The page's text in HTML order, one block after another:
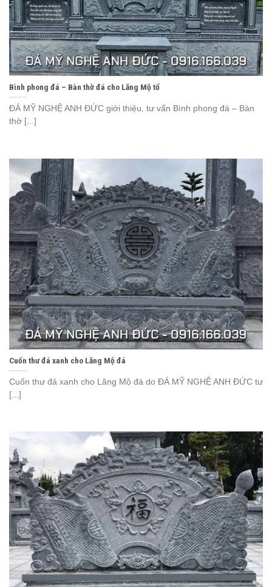
Bình phong đá – Bàn thờ đá cho Lăng Mộ tổ
ĐÁ MỸ NGHỆ ANH ĐỨC giới thiệu, tư vấn Bình phong đá – Bàn
thờ [...]
Cuốn thư đá xanh cho Lăng Mộ đá
Cuốn thư đá xanh cho Lăng Mộ đá do ĐÁ MỸ NGHỆ ANH ĐỨC tư
[...]